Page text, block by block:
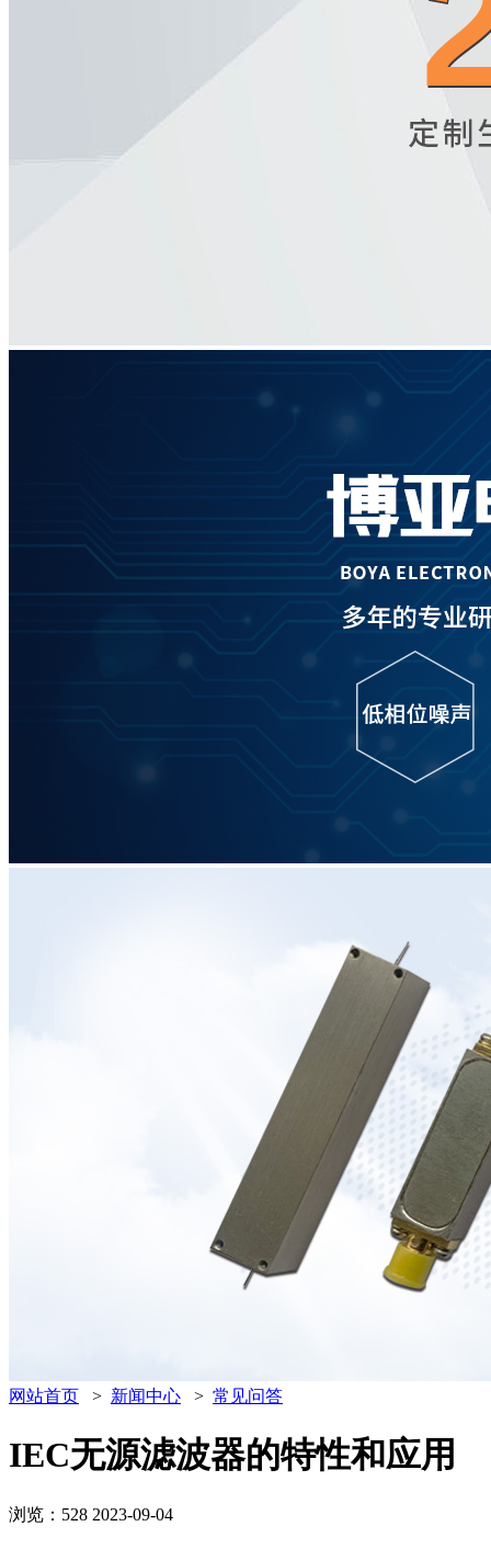
网站首页 > 新闻中心 > 常见问答
IEC无源滤波器的特性和应用
浏览：528 2023-09-04